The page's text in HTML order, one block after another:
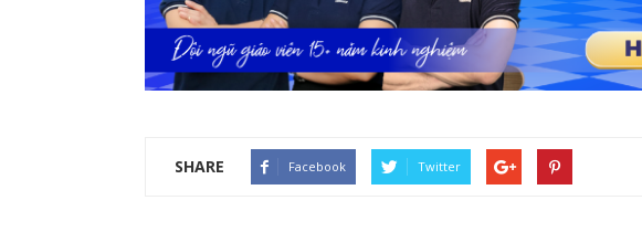
SHARE Facebook Twitter